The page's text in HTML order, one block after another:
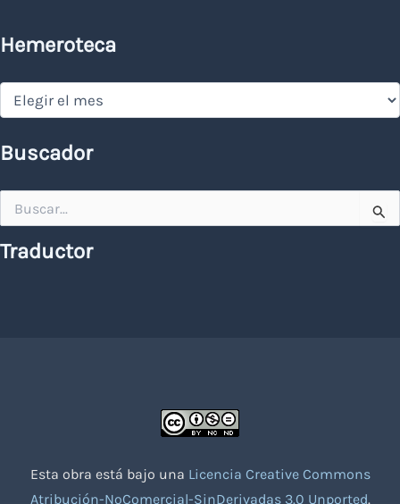
Hemeroteca
Hemeroteca
Buscador
por:
Traductor
Esta obra está bajo una Licencia Creative Commons
Atribución-NoComercial-SinDerivadas 3.0 Unported.